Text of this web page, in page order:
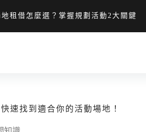
租借怎麼選？掌握規劃活動2大關鍵
速找到適合你的活動場地！